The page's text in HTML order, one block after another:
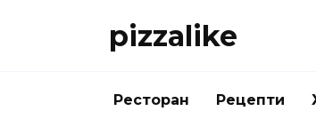
pizzalike
Ресторан Рецепти